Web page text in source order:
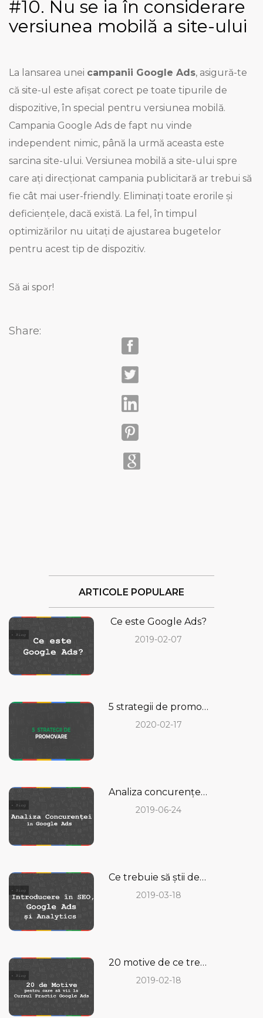
#10. Nu se ia în considerare
versiunea mobilă a site-ului
La lansarea unei campanii Google Ads, asigură-te
că site-ul este afișat corect pe toate tipurile de
dispozitive, în special pentru versiunea mobilă.
Campania Google Ads de fapt nu vinde
independent nimic, până la urmă aceasta este
sarcina site-ului. Versiunea mobilă a site-ului spre
care ați direcționat campania publicitară ar trebui să
fie cât mai user-friendly. Eliminați toate erorile și
deficiențele, dacă există. La fel, în timpul
optimizărilor nu uitați de ajustarea bugetelor
pentru acest tip de dispozitiv.
Să ai spor!
Share:
ARTICOLE POPULARE
Ce este Google Ads?
2019-02-07
5 strategii de promovare care să îți aducă rezultate imediate
2020-02-17
Analiza concurenței în Google Ads - cum se face și de ce ai nevoie de ea
2019-06-24
Ce trebuie să știi despre SEO, Google ADS și Analytics?
2019-03-18
20 motive de ce trebuie să vii la un Curs Practic de Google Ads pentru începători
2019-02-18